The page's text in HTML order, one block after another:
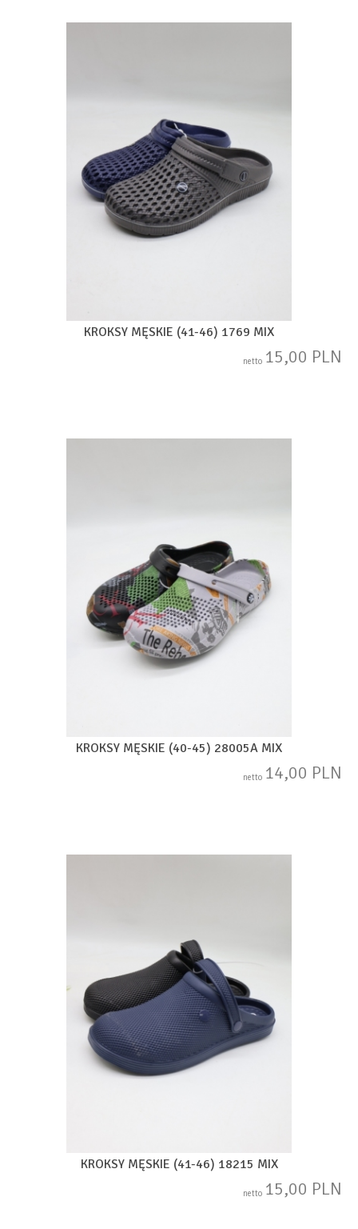
KROKSY MĘSKIE (41-46) 1769 MIX
netto 15,00 PLN
KROKSY MĘSKIE (40-45) 28005A MIX
netto 14,00 PLN
KROKSY MĘSKIE (41-46) 18215 MIX
netto 15,00 PLN